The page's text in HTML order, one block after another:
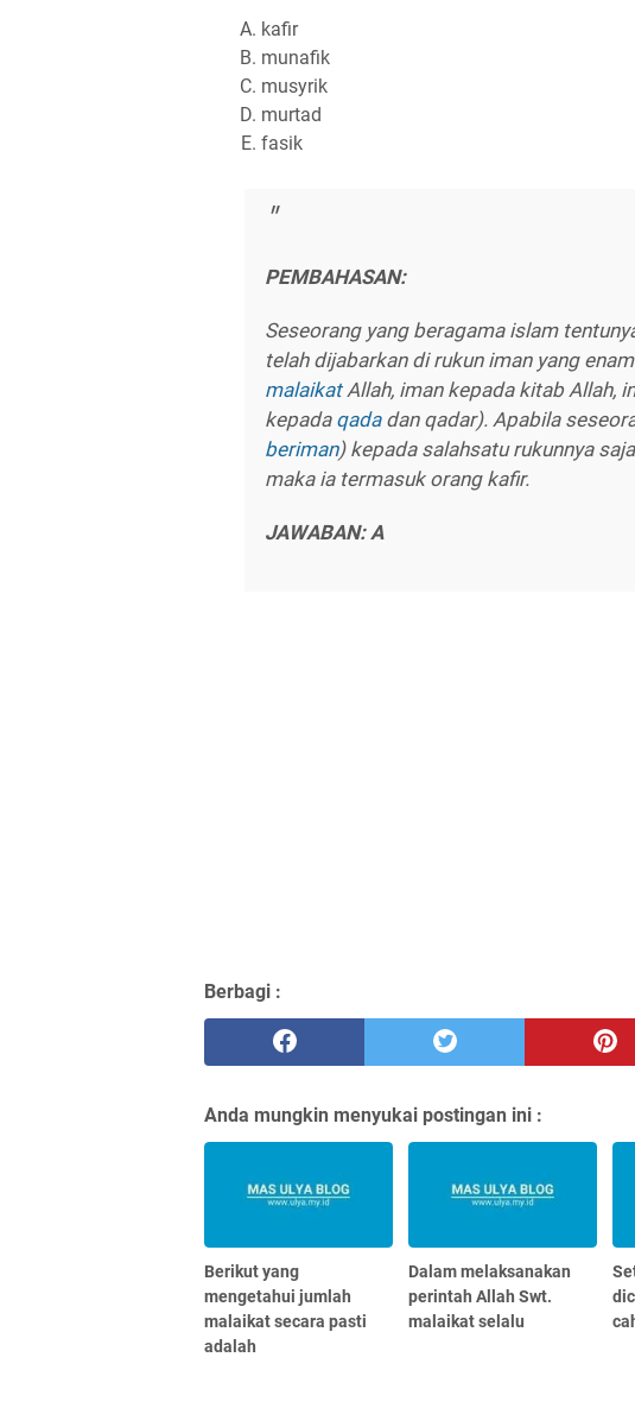
kafir
munafik
musyrik
murtad
fasik
PEMBAHASAN:
Seseorang yang beragama islam
telah dijabarkan di rukun iman yang
malaikatAllah, iman kepada kitab Allah,
kepada qadadan qadar). Apabila
beriman) kepada salahsatu rukunnya
maka ia termasuk orang kafir.
JAWABAN: A
Berbagi :
Anda mungkin menyukai postingan ini :
Berikut yang
mengetahui jumlah
malaikat secara pasti
adalah
Dalam melaksanakan
perintah Allah Swt.
malaikat selalu